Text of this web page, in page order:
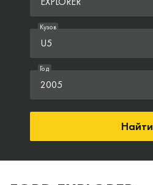
U5
Кузов
2005
Год
Найти